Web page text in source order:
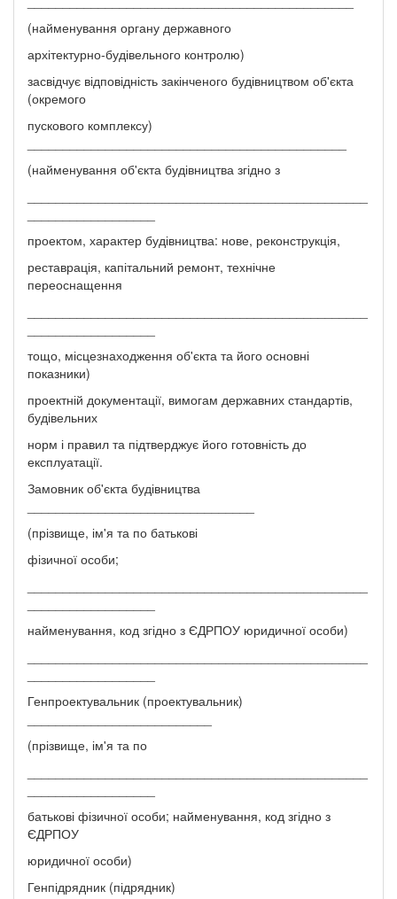
(найменування органу державного
архітектурно-будівельного контролю)
засвідчує відповідність закінченого будівництвом об'єкта
(окремого
пускового комплексу)
(найменування об'єкта будівництва згідно з
проектом, характер будівництва: нове, реконструкція,
реставрація, капітальний ремонт, технічне
переоснащення
тощо, місцезнаходження об'єкта та його основні
показники)
проектній документації, вимогам державних стандартів,
будівельних
норм і правил та підтверджує його готовність до
експлуатації.
Замовник об'єкта будівництва
(прізвище, ім'я та по батькові
фізичної особи;
найменування, код згідно з ЄДРПОУ юридичної особи)
Генпроектувальник (проектувальник)
(прізвище, ім'я та по
батькові фізичної особи; найменування, код згідно з
ЄДРПОУ
юридичної особи)
Генпідрядник (підрядник)